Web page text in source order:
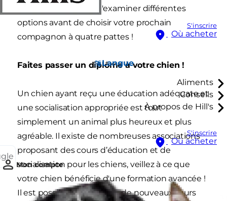
S'inscrire
Où acheter
Langue
Aliments
Conseils
À propos de Hill's
S'inscrire
Où acheter
Mon compte
donc recommandé d'examiner différentes
options avant de choisir votre prochain
compagnon à quatre pattes !
Faites passer un diplôme à votre chien !
Un chien ayant reçu une éducation adéquate et
une socialisation appropriée est tout
simplement un animal plus heureux et plus
agréable. Il existe de nombreuses associations
proposant des cours d’éducation et de
socialisation pour les chiens, veillez à ce que
votre chien bénéficie d'une formation avancée !
Il est possible d'enseigner de nouveaux tours